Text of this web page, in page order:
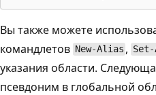
Вы также можете
командлетов New-Alias ,
указания области.
псевдоним в глобальной